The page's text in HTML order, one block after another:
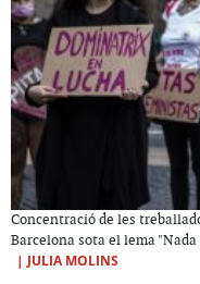
Concentració de les
Barcelona sota el lema
| JULIA MOLINS